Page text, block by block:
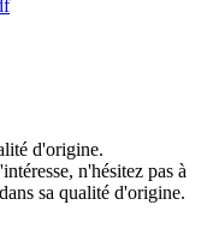
d'origine.
n'hésitez pas à
sa qualité d'origine.